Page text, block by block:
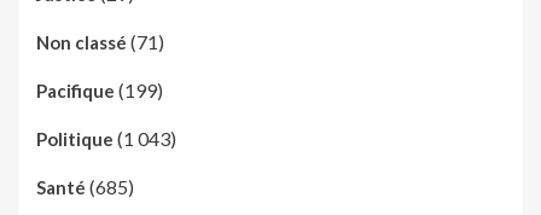
Non classé (71)
Pacifique (199)
Politique (1 043)
Santé (685)